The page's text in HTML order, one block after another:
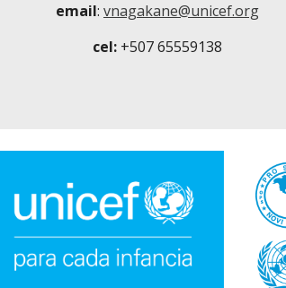
email: vnagakane@unicef.org
cel: +507 65559138